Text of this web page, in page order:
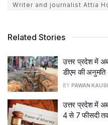
Writer and journalist Attia
Related Stories
उत्तर प्रदेश में
डीएम की अनुमति
BY PAWAN
उत्तर प्रदेश में
4 से 7 फीसदी